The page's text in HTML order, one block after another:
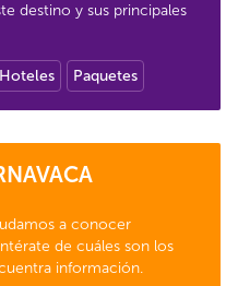
destino y sus principales
Hoteles Paquetes
a conocer
de cuáles son los
información.